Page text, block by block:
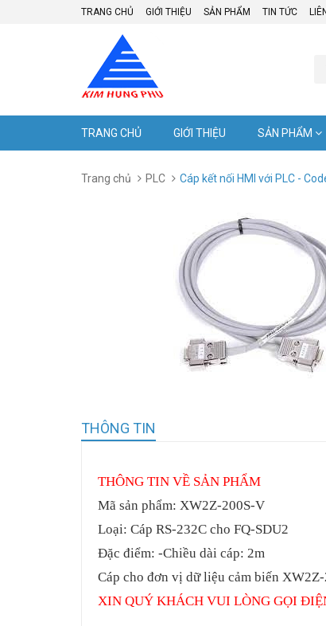
TRANG CHỦ GIỚI THIỆU SẢN PHẨM TIN TỨC
TRANG CHỦ GIỚI THIỆU SẢN PHẨM
Trang chủ PLC Cáp kết nối HMI với PLC -
THÔNG TIN
THÔNG TIN VỀ SẢN PHẨM
Mã sản phẩm: XW2Z-200S-V
Loại: Cáp RS-232C cho FQ-SDU2
Đặc điểm: -Chiều dài cáp: 2m
Cáp cho đơn vị dữ liệu cảm biến
XIN QUÝ KHÁCH VUI LÒNG GỌI